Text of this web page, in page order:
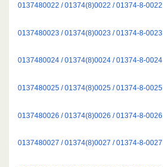
0137480022 / 01374(8)0022 / 01374-8-0022
0137480023 / 01374(8)0023 / 01374-8-0023
0137480024 / 01374(8)0024 / 01374-8-0024
0137480025 / 01374(8)0025 / 01374-8-0025
0137480026 / 01374(8)0026 / 01374-8-0026
0137480027 / 01374(8)0027 / 01374-8-0027